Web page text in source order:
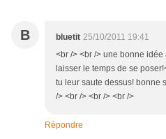
B bluetit 25/10/2011 19:41
<br /> <br /> une bonne
laisser le temps de se
tu leur saute dessus! bonne
/> <br /> <br /> <br />
Répondre